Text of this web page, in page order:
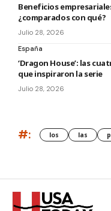
Beneficios
¿comparados con qué?
Julio 28, 2026
España
‘Dragon House’: las
que inspiraron la serie
Julio 28, 2026
#: los las